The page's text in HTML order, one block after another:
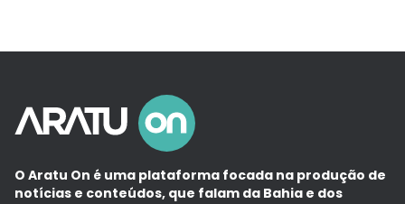
O Aratu On é uma plataforma focada na produção de
notícias e conteúdos, que falam da Bahia e dos